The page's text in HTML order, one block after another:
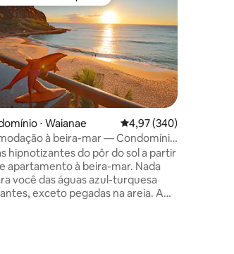
média de 5, 230 avaliações
⋅ Waianae 4,97 de uma avaliação
4,97 (340)
à beira-mar — Condomínio
Princess
hipnotizantes do pôr do sol a partir
apartamento à beira-mar. Nada
você das águas azul-turquesa
exceto pegadas na areia. A